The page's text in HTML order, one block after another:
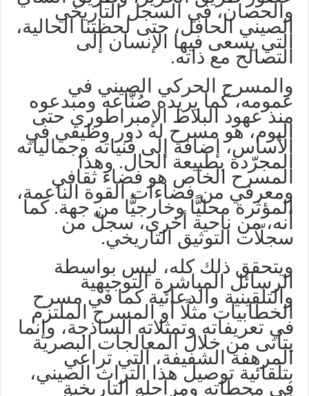
والحصان، في السجل التاريخي
الصيني الحافل، حتى لحظتنا الحالية،
التي يسعى فيها الإنسان إلى
التصالح مع ذاته.
والمسرح الحركي الصيني في
عمومه، كما يريده صُنّاعه ومبدعوه
منذ عهود البلاط الإمبراطوري حتى
اليوم، هو مسرح له دور وظيفي في
الأساس، إضافة إلى فنياته وجمالياته
المجرّدة بطبيعة الحال. وهذا
المسرح الخاص هو فضاء ثقافي
ومعرفي من فضاءات القوة الناعمة،
المؤثرة محليًّا وخارجيًّا من جهة. كما
أنه، من ناحية أخرى، سجلّ من
سجلّات التوثيق التاريخي.
ويتحقق ذلك كله، ليس بواسطة
الرسائل المباشرة التوجيهية
والتلقينية والدعائية كما في مسرح
الخطابيات مثلًا أو المسرح الملتزم
في تعريفاته وتمثلاته الساذجة، وإنما
يتأتى من خلال المعالجات البصرية
المرهفة الشفيفة، التي تراعي
بتلقائية توصيل هذا التراث الصيني،
في محطاته ومراحله التاريخية